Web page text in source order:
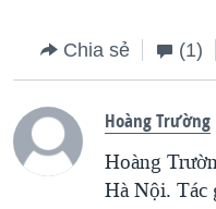
Chia sẻ (1)
Hoàng Trường
Hoàng
Hà Nội. Tác